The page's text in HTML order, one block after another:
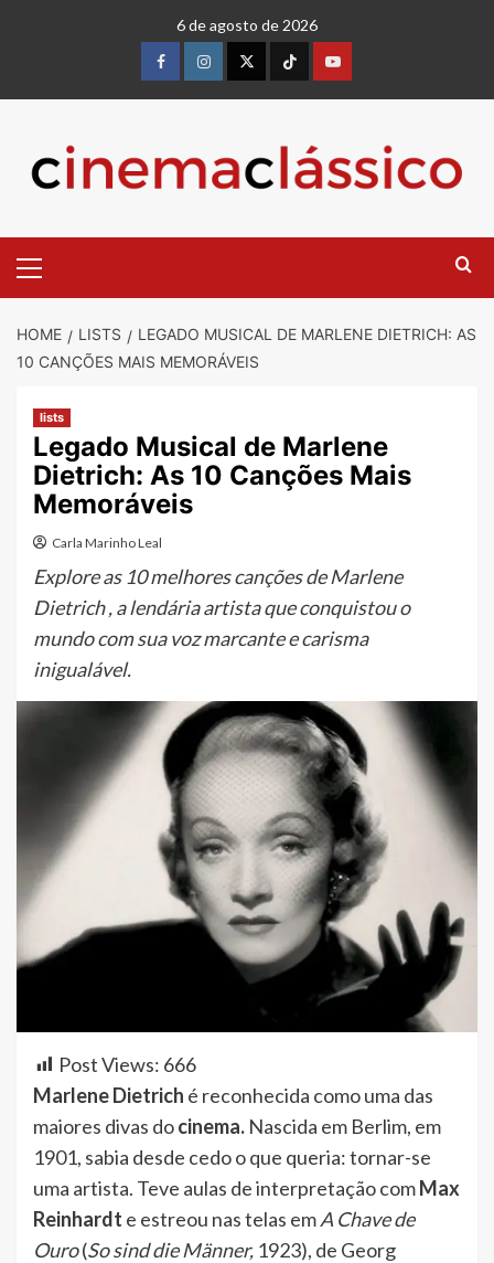
6 de agosto de 2026
HOME LISTS
LEGADO MUSICAL DE MARLENE DIETRICH: AS
10 CANÇÕES MAIS MEMORÁVEIS
lists
Legado Musical de Marlene
Dietrich: As 10 Canções Mais
Memoráveis
Carla Marinho Leal
Explore as 10 melhores canções de Marlene
Dietrich , a lendária artista que conquistou o
mundo com sua voz marcante e carisma
inigualável.
Post Views: 666
Marlene Dietrich é reconhecida como uma das
maiores divas docinema. Nascida em Berlim, em
1901, sabia desde cedo o que queria: tornar-se
uma artista. Teve aulas de interpretação comMax
Reinhardt e estreou nas telas emA Chave de
Ouro(So sind die Männer, 1923), de Georg